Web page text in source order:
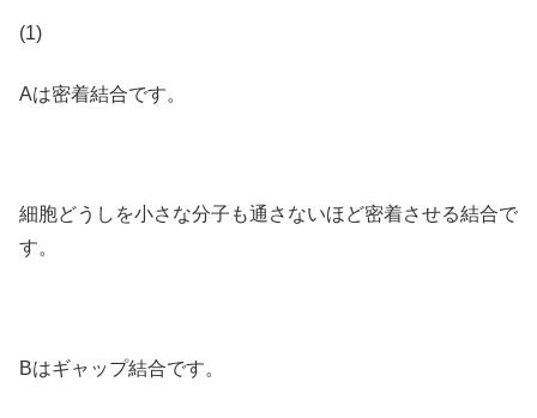
(1)
Aは密着結合です。
細胞どうしを小さな分子も通さないほど密着させる結合で
す。
Bはギャップ結合です。